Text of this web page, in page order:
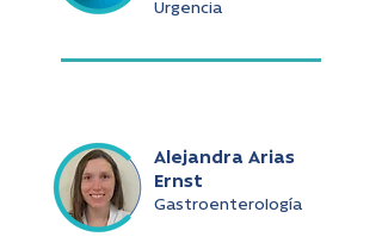
Urgencia
Alejandra Arias
Ernst
Gastroenterología